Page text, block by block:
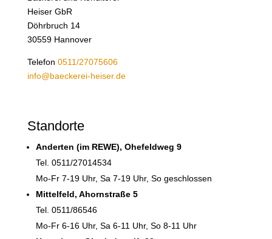
Heiser GbR
Döhrbruch 14
30559 Hannover
Telefon 0511/27075606
info@baeckerei-heiser.de
Standorte
Anderten (im REWE), Ohefeldweg 9
Tel. 0511/27014534
Mo-Fr 7-19 Uhr, Sa 7-19 Uhr, So geschlossen
Mittelfeld, Ahornstraße 5
Tel. 0511/86546
Mo-Fr 6-16 Uhr, Sa 6-11 Uhr, So 8-11 Uhr